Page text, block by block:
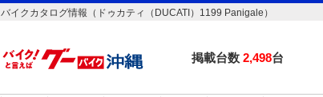
バイクカタログ情報（ドゥカティ（DUCATI）1199 Panigale）
掲載台数 2,498台